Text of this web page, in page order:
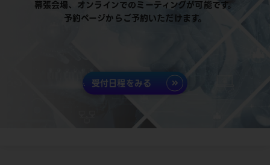
幕張会場、オンラインでのミーティングが可能です。
予約ページからご予約いただけます。
受付日程をみる